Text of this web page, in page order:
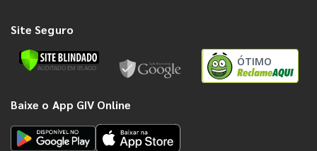
Site Seguro
ÓTIMO
Baixe o App GIV Online